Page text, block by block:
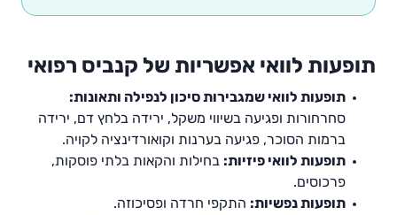
תופעות לוואי אפשריות של קנביס רפואי
תופעות לוואי שמגבירות סיכון לנפילה ותאונות:
סחרחורות ופגיעה בשיווי משקל, ירידה בלחץ דם, ירידה
ברמות הסוכר, פגיעה בערנות וקואורדינציה לקויה.
תופעות לוואי פיזיות: בחילות והקאות בלתי פוסקות,
פרכוסים.
תופעות נפשיות: התקפי חרדה ופסיכוזה.